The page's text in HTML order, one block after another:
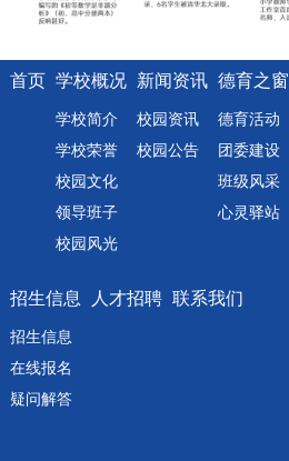
首页 学校概况
学校简介
学校荣誉
校园文化
领导班子
校园风光
新闻资讯
校园资讯
校园公告
德育之窗
德育活动
团委建设
班级风采
心灵驿站
招生信息
招生信息
在线报名
疑问解答
人才招聘 联系我们